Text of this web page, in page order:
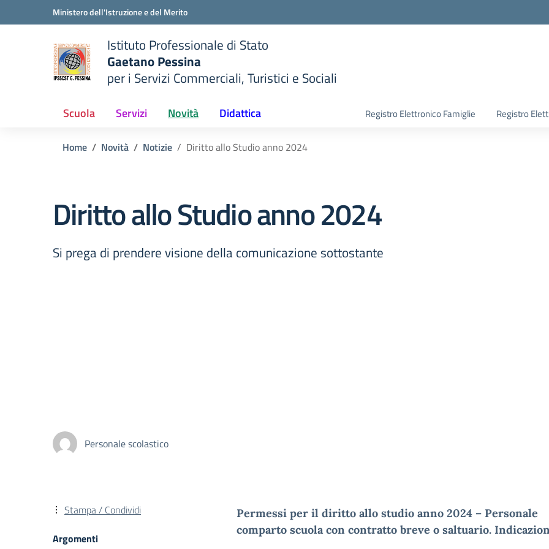
Vai ai contenuti
Vai al menu di navigazioneMinistero dell'Istruzione e del Merito
Istituto Professionale di Stato
Gaetano Pessina
per i Servizi Commerciali, Turistici e Sociali
Scuola Servizi Novità Didattica Registro Elettronico Famiglie Registro
Home Novità Notizie Diritto allo Studio anno 2024
Diritto allo Studio anno 2024
Si prega di prendere visione della comunicazione sottostante
Personale scolastico
Permessi per il diritto allo studio anno 2024 – Personale
comparto scuola con contratto breve o saltuario.
Stampa / Condividi
Argomenti